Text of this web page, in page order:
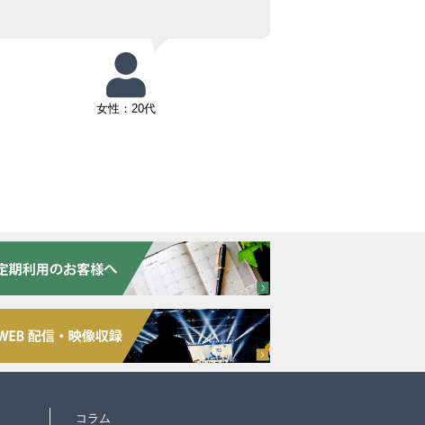
女性：20代
コラム